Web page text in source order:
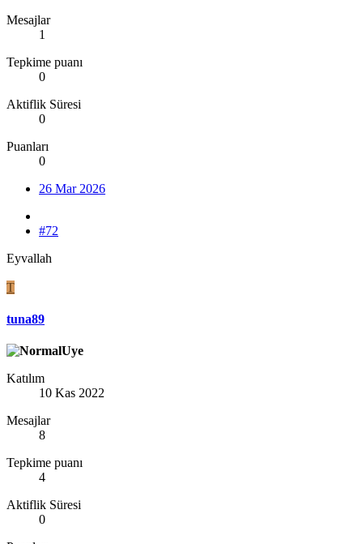
Mesajlar
1
Tepkime puanı
0
Aktiflik Süresi
0
Puanları
0
26 Mar 2026
#72
Eyvallah
T
tuna89
Katılım
10 Kas 2022
Mesajlar
8
Tepkime puanı
4
Aktiflik Süresi
0